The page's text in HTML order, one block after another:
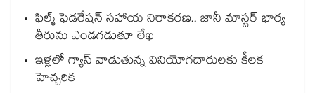
ఫిల్మ్ ఫెడరేషన్ సహాయ నిరాకరణ.. జానీ మాస్టర్ భార్య
తీరును ఎండగడుతూ లేఖ
ఇళ్లలో గ్యాస్ వాడుతున్న వినియోగదారులకు కీలక
హెచ్చరిక